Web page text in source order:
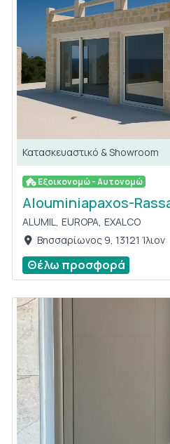
Κατασκευαστικό & Showroom
Εξοικονομώ - Αυτονομώ
Alouminiapaxos-
ALUMIL, EUROPA, EXALCO
Βησσαρίωνος 9, 13121 Ίλιον
Θέλω προσφορά